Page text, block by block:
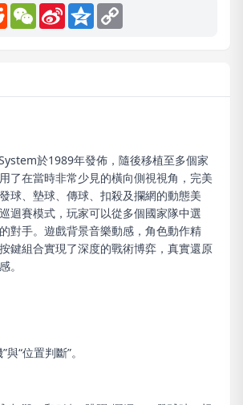
RedditWeChat
Sina
Weibo
Qzone
於1989年發佈，隨後移植至多個家
了在當時非常少見的橫向側視視角，完美
球、墊球、傳球、扣殺及攔網的動態美
迴賽模式，玩家可以從多個國家隊中選
對手。遊戲背景音樂動感，角色動作精
鍵組合實現了深度的戰術博弈，真實還原
。
“位置判斷”。